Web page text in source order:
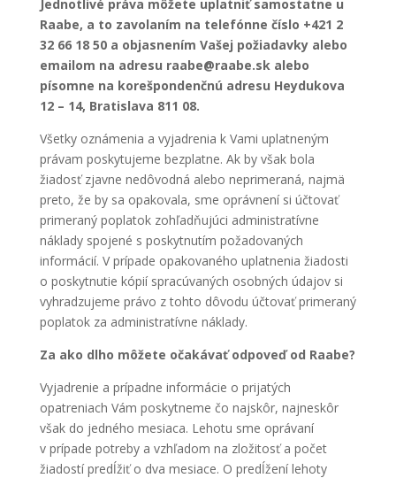
Jednotlivé práva môžete uplatniť samostatne u
Raabe, a to zavolaním na telefónne číslo +421 2
32 66 18 50 a objasnením Vašej požiadavky alebo
emailom na adresu raabe@raabe.sk alebo
písomne na korešpondenčnú adresu Heydukova
12 – 14, Bratislava 811 08.
Všetky oznámenia a vyjadrenia k Vami uplatneným
právam poskytujeme bezplatne. Ak by však bola
žiadosť zjavne nedôvodná alebo neprimeraná, najmä
preto, že by sa opakovala, sme oprávnení si účtovať
primeraný poplatok zohľadňujúci administratívne
náklady spojené s poskytnutím požadovaných
informácií. V prípade opakovaného uplatnenia žiadosti
o poskytnutie kópií spracúvaných osobných údajov si
vyhradzujeme právo z tohto dôvodu účtovať primeraný
poplatok za administratívne náklady.
Za ako dlho môžete očakávať odpoveď od Raabe?
Vyjadrenie a prípadne informácie o prijatých
opatreniach Vám poskytneme čo najskôr, najneskôr
však do jedného mesiaca. Lehotu sme oprávaní
v prípade potreby a vzhľadom na zložitosť a počet
žiadostí predĺžiť o dva mesiace. O predĺžení lehoty